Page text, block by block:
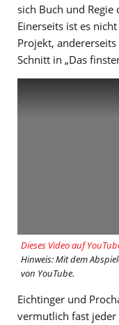
sich Buch und
Einerseits ist es
Projekt,
Schnitt in „Das
Dieses Video auf
Hinweis: Mit dem
von YouTube.
Eichtinger und
vermutlich fast jeder